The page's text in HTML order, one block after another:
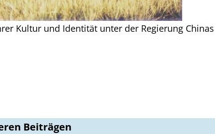
Kultur und Identität unter der Regierung Chinas
Beiträgen